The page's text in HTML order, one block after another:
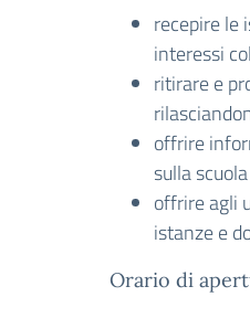
recepire le
interessi
ritirare e
offrire
sulla
offrire agli
istanze e
Orario di